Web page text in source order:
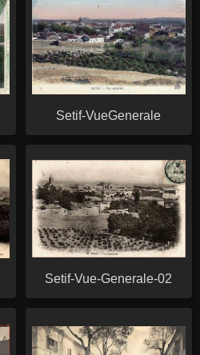
Setif-VueGenerale
Setif-Vue-Generale-02